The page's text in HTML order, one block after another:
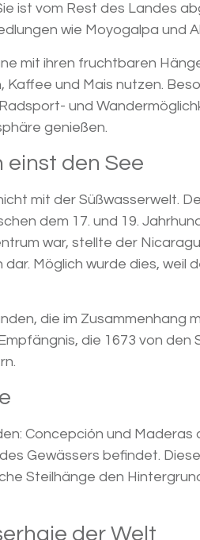
ist vom Rest des Landes
wie Moyogalpa und
mit ihren fruchtbaren
und Mais nutzen.
und
genießen.
den See
mit der Süßwasserwelt.
dem 17. und 19.
war, stellte der
Möglich wurde dies, weil
die im Zusammenhang
die 1673 von den
Concepción und
Gewässers befindet.
Steilhänge den
der Welt